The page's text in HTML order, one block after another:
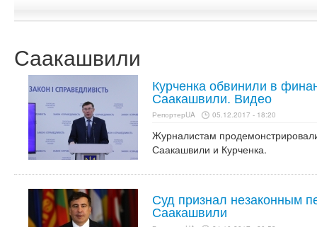
Саакашвили
Курченка обвинили в
Саакашвили. Видео
РепортерUA 05.12.2017 - 18:20
Журналистам
Саакашвили и Курченка.
Суд признал незаконным
Саакашвили